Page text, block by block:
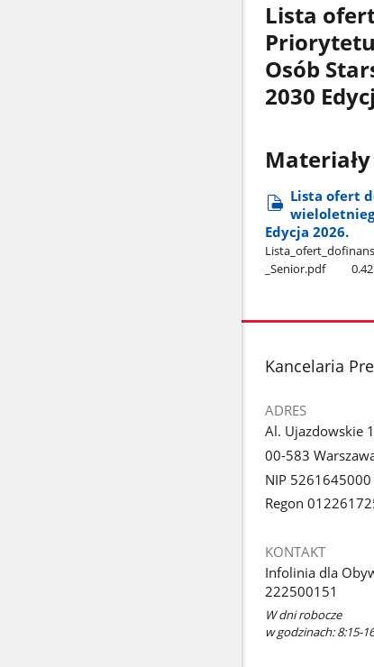
Lista
Osób
2030
Materiały
Lista ofert
Edycja 2026.
_Senior.pdf
stopka
Kancelaria
ADRES
Al. Ujazdowskie
00-583
NIP 5261645000
Regon
KONTAKT
Infolinia dla
222500151
W dni robocze
w godzinach: 8:15-